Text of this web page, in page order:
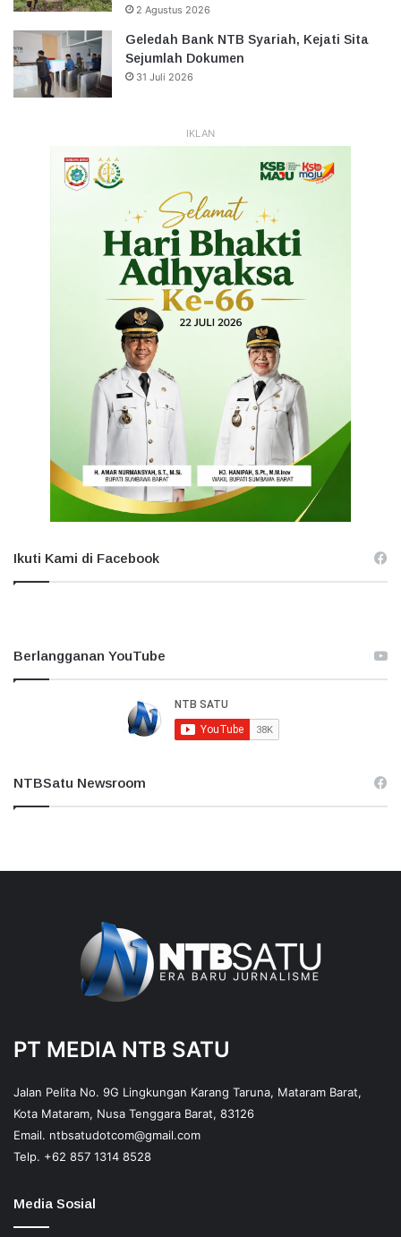
2 Agustus 2026
Geledah Bank NTB Syariah, Kejati Sita
Sejumlah Dokumen
31 Juli 2026
IKLAN
Ikuti Kami di Facebook
Berlangganan YouTube
NTBSatu Newsroom
PT MEDIA NTB SATU
Jalan Pelita No. 9G Lingkungan Karang Taruna, Mataram Barat,
Kota Mataram, Nusa Tenggara Barat, 83126
Email. ntbsatudotcom@gmail.com
Telp. +62 857 1314 8528
Media Sosial